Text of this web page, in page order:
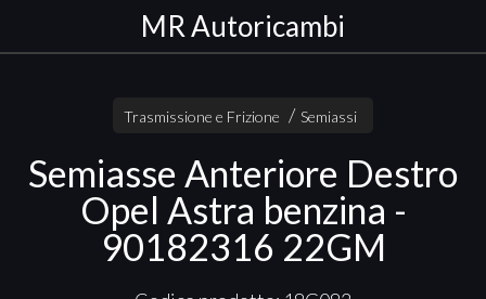
MR Autoricambi
Trasmissione e Frizione Semiassi
Semiasse Anteriore Destro
Opel Astra benzina -
90182316 22GM